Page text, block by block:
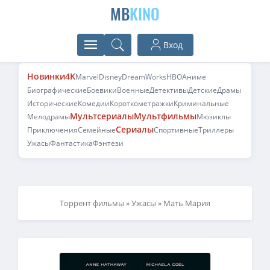
MBKINO
Вход
Новинки4KMarvelDisneyDreamWorksHBOАниме
БиографическиеБоевикиВоенныеДетективыДетскиеДрамы
ИсторическиеКомедииКороткометражкиКриминальные
МелодрамыМультсериалыМультфильмыМюзиклы
ПриключенияСемейныеСериалыСпортивныеТриллеры
УжасыФантастикаФэнтези
Торрент фильмы »Ужасы » Мать Мария